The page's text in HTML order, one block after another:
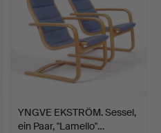
YNGVE EKSTRÖM. Sessel,
ein Paar, "Lamello"…